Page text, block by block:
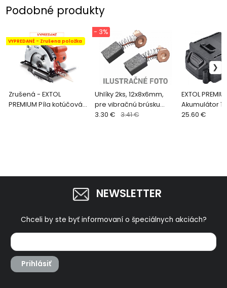
Podobné produkty
Zrušená - EXTOL
PREMIUM Píla kotúčová
VYPREDANÉ - Zrušena položka
Uhlíky 2ks, 12x8x6mm,
pre vibračnú brúsku
8794008
- 3%
3.30 € 3.41 €
EXTOL
Akumulátor
ion, pre
25.60 €
NEWSLETTER
Chceli by ste byť informovaní o špeciálnych akciách?
Prihlásiť